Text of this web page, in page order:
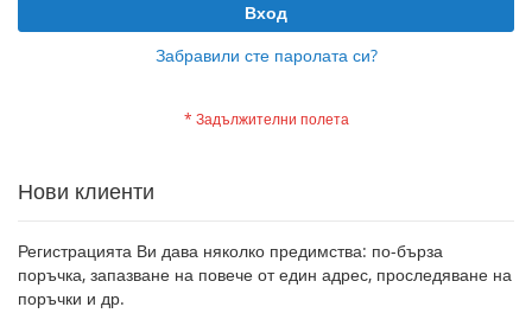
Вход
Забравили сте паролата си?
Нови клиенти
Регистрацията Ви дава няколко предимства: по-бърза
поръчка, запазване на повече от един адрес, проследяване на
поръчки и др.